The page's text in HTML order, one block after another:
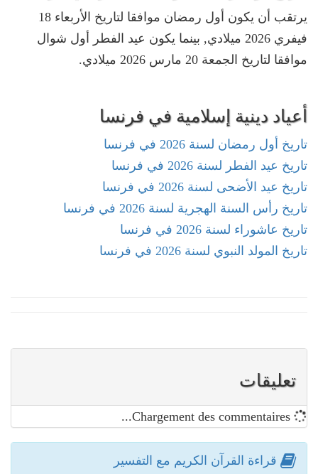
يرتقب أن يكون أول رمضان موافقا لتاريخ الأربعاء 18
فيفري 2026 ميلادي, بينما يكون عيد الفطر أول شوال
موافقا لتاريخ الجمعة 20 مارس 2026 ميلادي.
أعياد دينية إسلامية في فرنسا
تاريخ أول رمضان لسنة 2026 في فرنسا
تاريخ عيد الفطر لسنة 2026 في فرنسا
تاريخ عيد الأضحى لسنة 2026 في فرنسا
تاريخ رأس السنة الهجرية لسنة 2026 في فرنسا
تاريخ عاشوراء لسنة 2026 في فرنسا
تاريخ المولد النبوي لسنة 2026 في فرنسا
تعليقات
قراءة القرآن الكريم مع التفسير